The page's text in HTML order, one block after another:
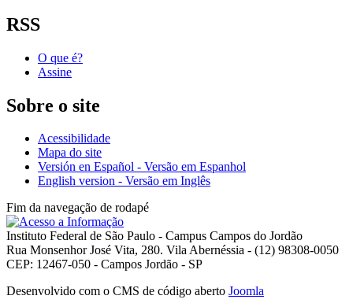
RSS
O que é?
Assine
Sobre o site
Acessibilidade
Mapa do site
Versión en Español - Versão em Espanhol
English version - Versão em Inglês
Fim da navegação de rodapé
Instituto Federal de São Paulo - Campus Campos do Jordão
Rua Monsenhor José Vita, 280. Vila Abernéssia - (12) 98308-0050
CEP: 12467-050 - Campos Jordão - SP
Desenvolvido com o CMS de código aberto Joomla